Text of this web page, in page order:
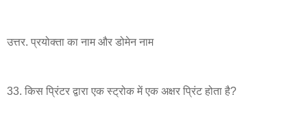
उत्तर. प्रयोक्ता का नाम और डोमेन नाम
33. किस प्रिंटर द्वारा एक स्ट्रोक में एक अक्षर प्रिंट होता है?